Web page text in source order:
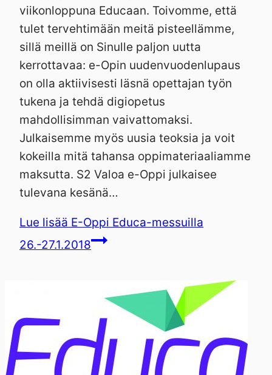
viikonloppuna Educaan. Toivomme, että
tulet tervehtimään meitä pisteellämme,
sillä meillä on Sinulle paljon uutta
kerrottavaa: e-Opin uudenvuodenlupaus
on olla aktiivisesti läsnä opettajan työn
tukena ja tehdä digiopetus
mahdollisimman vaivattomaksi.
Julkaisemme myös uusia teoksia ja voit
kokeilla mitä tahansa oppimateriaaliamme
maksutta. S2 Valoa e-Oppi julkaisee
tulevana kesänä…
Lue lisää E-Oppi Educa-messuilla
26.-27.1.2018